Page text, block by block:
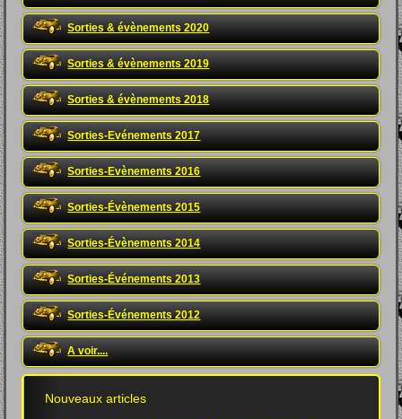
Sorties & évènements 2020
Sorties & évènements 2019
Sorties & évènements 2018
Sorties-Evénements 2017
Sorties-Evènements 2016
Sorties-Évènements 2015
Sorties-Évènements 2014
Sorties-Événements 2013
Sorties-Événements 2012
A voir....
Nouveaux articles